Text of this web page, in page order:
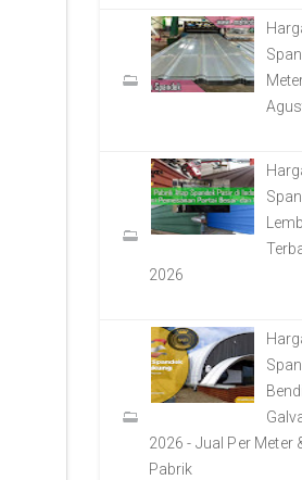
2026
2026 - Jual Per Meter
Pabrik